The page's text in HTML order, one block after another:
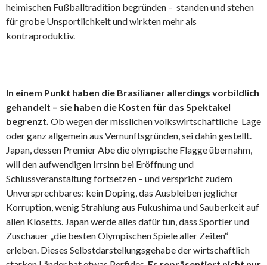
heimischen Fußballtradition begründen – standen und stehen
für grobe Unsportlichkeit und wirkten mehr als
kontraproduktiv.
In einem Punkt haben die Brasilianer allerdings vorbildlich
gehandelt – sie haben die Kosten für das Spektakel
begrenzt. Ob wegen der misslichen volkswirtschaftliche Lage
oder ganz allgemein aus Vernunftsgründen, sei dahin gestellt.
Japan, dessen Premier Abe die olympische Flagge übernahm,
will den aufwendigen Irrsinn bei Eröffnung und
Schlussveranstaltung fortsetzen – und verspricht zudem
Unversprechbares: kein Doping, das Ausbleiben jeglicher
Korruption, wenig Strahlung aus Fukushima und Sauberkeit auf
allen Klosetts. Japan werde alles dafür tun, dass Sportler und
Zuschauer „die besten Olympischen Spiele aller Zeiten“
erleben. Dieses Selbstdarstellungsgehabe der wirtschaftlich